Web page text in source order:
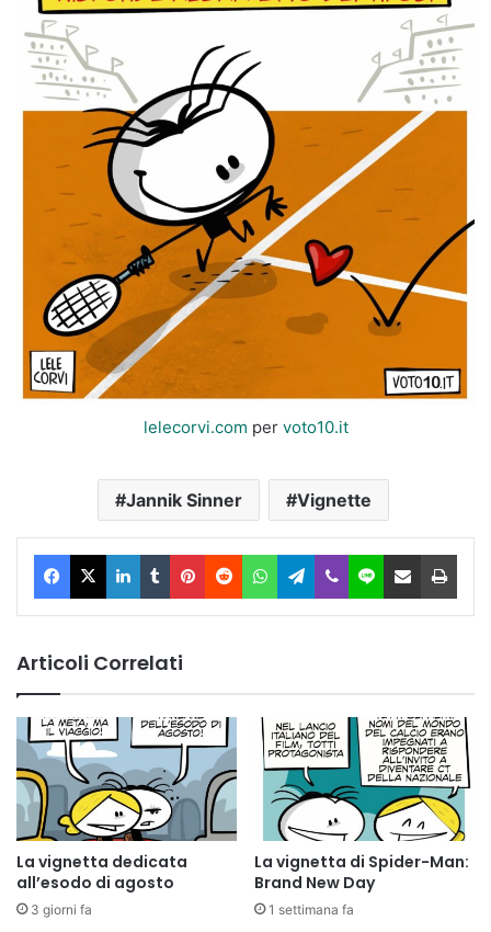
lelecorvi.com per voto10.it
Jannik Sinner Vignette
Facebook
X LinkedIn
TumblrPinterest
RedditWhatsAppTelegram
ViberLine Condividi via Email
Articoli Correlati
La vignetta dedicata
all’esodo di agosto
3 giorni fa
La vignetta di Spider-Man:
Brand New Day
1 settimana fa